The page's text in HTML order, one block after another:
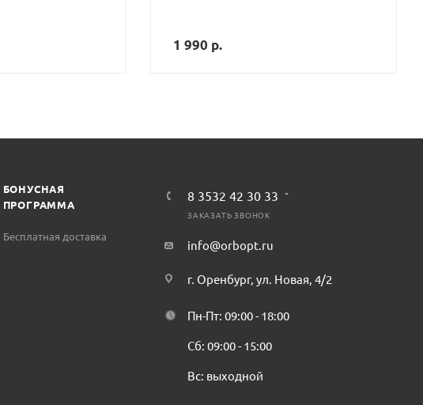
1 990 р.
БОНУСНАЯ
ПРОГРАММА
Бесплатная доставка
8 3532 42 30 33
ЗАКАЗАТЬ ЗВОНОК
info@orbopt.ru
г. Оренбург, ул. Новая, 4/2
Пн-Пт: 09:00 - 18:00
Сб: 09:00 - 15:00
Вс: выходной